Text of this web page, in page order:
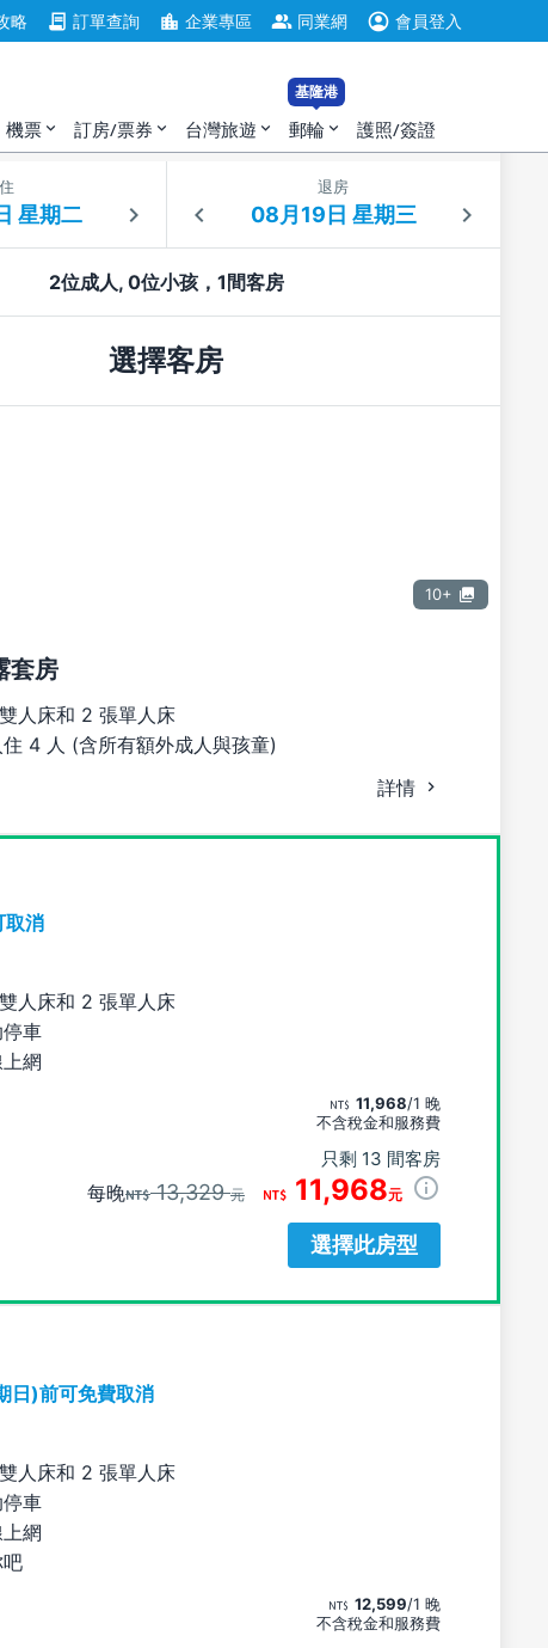
略 contract 訂單查詢 location_city 企業專區 group 同業網 account_circle 會員登入
機票 expand_more 訂房/票券 expand_more 台灣旅遊 expand_more
基隆港
郵輪 expand_more 護照/簽證
退房
2位成人, 0位小孩，1間客房
選擇客房
10+
套房
人床和 2 張單人床
4 人 (含所有額外成人與孩童)
詳情
取消
人床和 2 張單人床
車
網
11,968/1 晚
不含稅金和服務費
只剩 13 間客房
每晚 13,329元 11,968元
選擇此房型
日)前可免費取消
人床和 2 張單人床
車
網
12,599/1 晚
不含稅金和服務費